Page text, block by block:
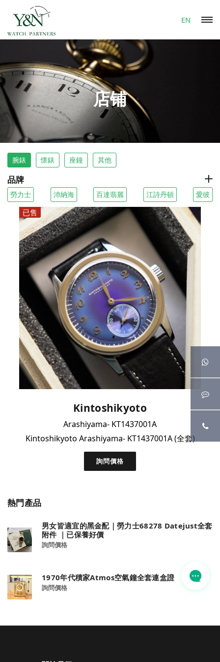
EN
店铺
腕錶 懷錶 座鐘 其他
品牌
勞力士 沛納海 百達翡麗 江詩丹頓 愛彼
已售
Kintoshikyoto
Arashiyama- KT1437001A
Kintoshikyoto Arashiyama- KT1437001A (全套)
詢問價格
熱門產品
男女皆適宜的黑金配｜勞力士68278 Datejust全套
附件 ｜已保養好價
詢問價格
1970年代積家Atmos空氣鐘全套連盒證
詢問價格